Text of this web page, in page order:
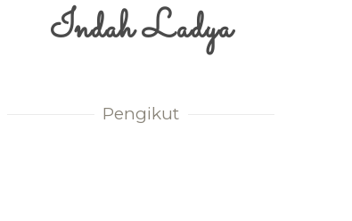
Indah Ladya
Pengikut